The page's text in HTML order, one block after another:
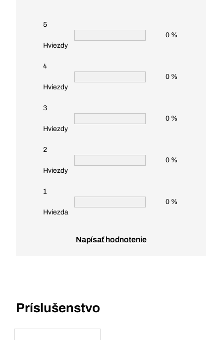
5
Hviezdy
0 %
4
Hviezdy
0 %
3
Hviezdy
0 %
2
Hviezdy
0 %
1
Hviezda
0 %
Napísať hodnotenie
Príslušenstvo